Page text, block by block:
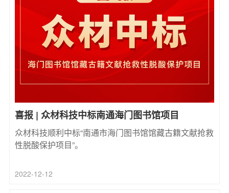
喜报 | 众材科技中标南通海门图书馆项目
众材科技顺利中标“南通市海门图书馆馆藏古籍文献抢救
性脱酸保护项目”。
2022-12-12